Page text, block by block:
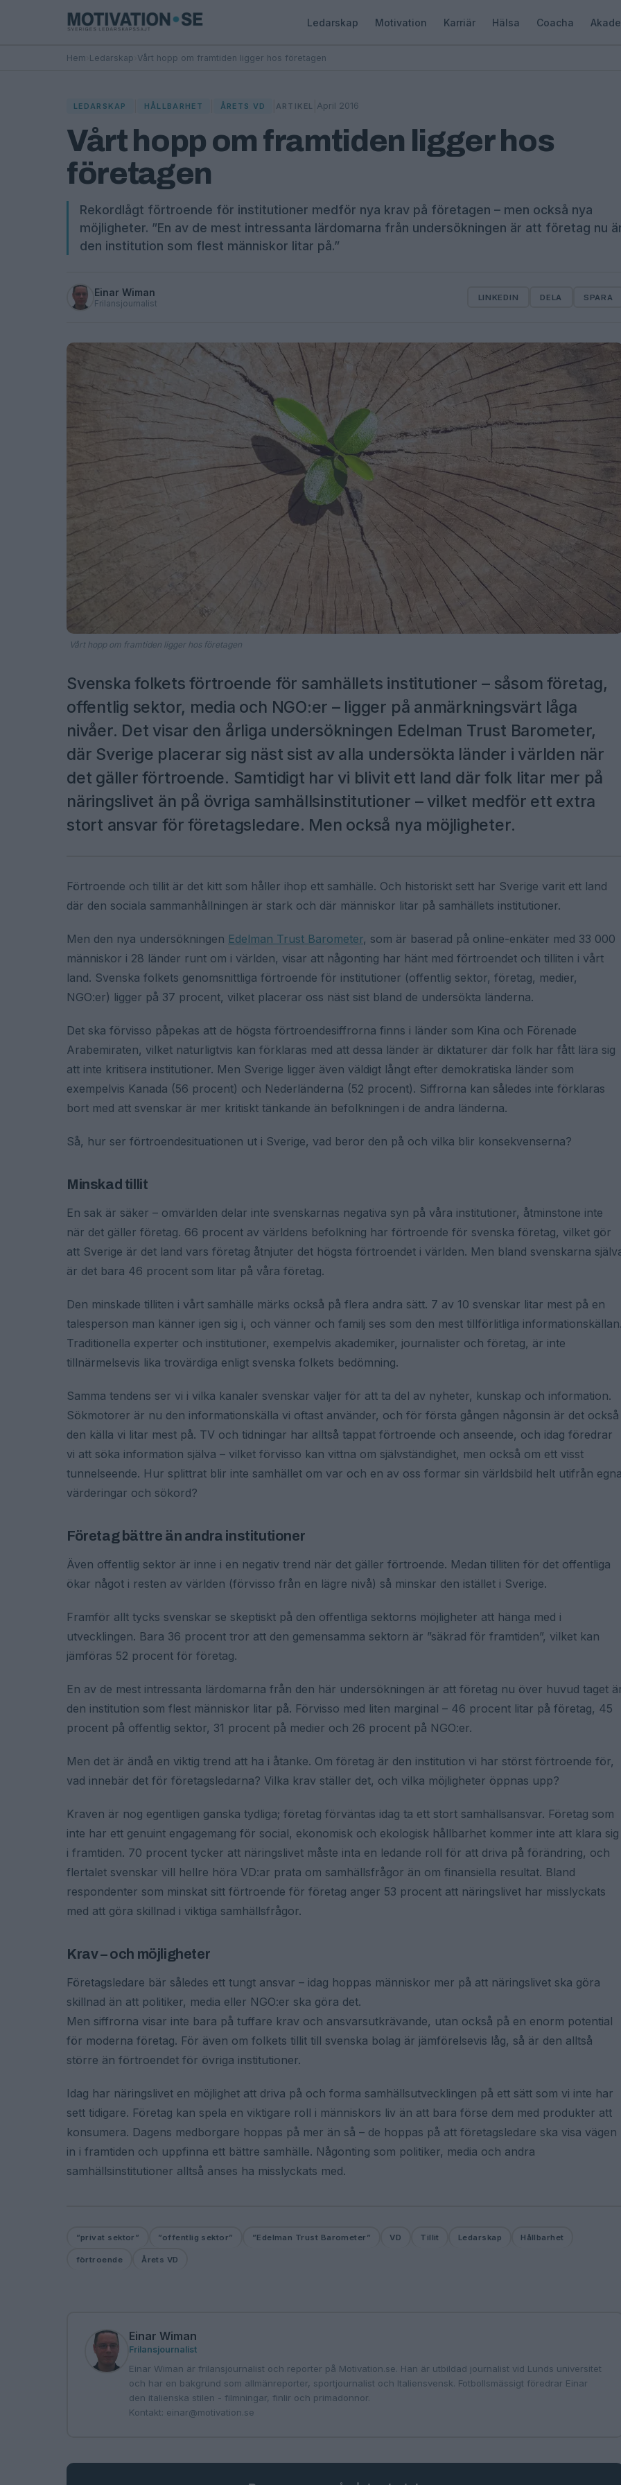
Ledarskap Motivation Karriär Hälsa Coacha
Hem Ledarskap Vårt hopp om framtiden ligger hos företagen
LEDARSKAP HÅLLBARHET ÅRETS VD ARTIKEL April 2016
Vårt hopp om framtiden ligger hos
företagen
Rekordlågt förtroende för institutioner medför nya krav på företagen – men också nya
möjligheter. ”En av de mest intressanta lärdomarna från undersökningen är att företag nu
den institution som flest människor litar på.”
Einar Wiman
Frilansjournalist
LINKEDIN DELA SPARA
Vårt hopp om framtiden ligger hos företagen
Svenska folkets förtroende för samhällets institutioner – såsom företag,
offentlig sektor, media och NGO:er – ligger på anmärkningsvärt låga
nivåer. Det visar den årliga undersökningen Edelman Trust Barometer,
där Sverige placerar sig näst sist av alla undersökta länder i världen när
det gäller förtroende. Samtidigt har vi blivit ett land där folk litar mer på
näringslivet än på övriga samhällsinstitutioner – vilket medför ett extra
stort ansvar för företagsledare. Men också nya möjligheter.
Förtroende och tillit är det kitt som håller ihop ett samhälle. Och historiskt sett har Sverige varit ett land
där den sociala sammanhållningen är stark och där människor litar på samhällets institutioner.
Men den nya undersökningen Edelman Trust Barometer, som är baserad på online-enkäter med 33 000
människor i 28 länder runt om i världen, visar att någonting har hänt med förtroendet och tilliten i vårt
land. Svenska folkets genomsnittliga förtroende för institutioner (offentlig sektor, företag, medier,
NGO:er) ligger på 37 procent, vilket placerar oss näst sist bland de undersökta länderna.
Det ska förvisso påpekas att de högsta förtroendesiffrorna finns i länder som Kina och Förenade
Arabemiraten, vilket naturligtvis kan förklaras med att dessa länder är diktaturer där folk har fått lära sig
att inte kritisera institutioner. Men Sverige ligger även väldigt långt efter demokratiska länder som
exempelvis Kanada (56 procent) och Nederländerna (52 procent). Siffrorna kan således inte förklaras
bort med att svenskar är mer kritiskt tänkande än befolkningen i de andra länderna.
Så, hur ser förtroendesituationen ut i Sverige, vad beror den på och vilka blir konsekvenserna?
Minskad tillit
En sak är säker – omvärlden delar inte svenskarnas negativa syn på våra institutioner, åtminstone inte
när det gäller företag. 66 procent av världens befolkning har förtroende för svenska företag, vilket gör
att Sverige är det land vars företag åtnjuter det högsta förtroendet i världen. Men bland svenskarna
är det bara 46 procent som litar på våra företag.
Den minskade tilliten i vårt samhälle märks också på flera andra sätt. 7 av 10 svenskar litar mest på en
talesperson man känner igen sig i, och vänner och familj ses som den mest tillförlitliga
Traditionella experter och institutioner, exempelvis akademiker, journalister och företag, är inte
tillnärmelsevis lika trovärdiga enligt svenska folkets bedömning.
Samma tendens ser vi i vilka kanaler svenskar väljer för att ta del av nyheter, kunskap och information.
Sökmotorer är nu den informationskälla vi oftast använder, och för första gången någonsin är det också
den källa vi litar mest på. TV och tidningar har alltså tappat förtroende och anseende, och idag föredrar
vi att söka information själva – vilket förvisso kan vittna om självständighet, men också om ett visst
tunnelseende. Hur splittrat blir inte samhället om var och en av oss formar sin världsbild helt utifrån
värderingar och sökord?
Företag bättre än andra institutioner
Även offentlig sektor är inne i en negativ trend när det gäller förtroende. Medan tilliten för det offentliga
ökar något i resten av världen (förvisso från en lägre nivå) så minskar den istället i Sverige.
Framför allt tycks svenskar se skeptiskt på den offentliga sektorns möjligheter att hänga med i
utvecklingen. Bara 36 procent tror att den gemensamma sektorn är ”säkrad för framtiden”, vilket kan
jämföras 52 procent för företag.
En av de mest intressanta lärdomarna från den här undersökningen är att företag nu över huvud taget
den institution som flest människor litar på. Förvisso med liten marginal – 46 procent litar på företag, 45
procent på offentlig sektor, 31 procent på medier och 26 procent på NGO:er.
Men det är ändå en viktig trend att ha i åtanke. Om företag är den institution vi har störst förtroende för,
vad innebär det för företagsledarna? Vilka krav ställer det, och vilka möjligheter öppnas upp?
Kraven är nog egentligen ganska tydliga; företag förväntas idag ta ett stort samhällsansvar. Företag som
inte har ett genuint engagemang för social, ekonomisk och ekologisk hållbarhet kommer inte att klara sig
i framtiden. 70 procent tycker att näringslivet måste inta en ledande roll för att driva på förändring, och
flertalet svenskar vill hellre höra VD:ar prata om samhällsfrågor än om finansiella resultat. Bland
respondenter som minskat sitt förtroende för företag anger 53 procent att näringslivet har misslyckats
med att göra skillnad i viktiga samhällsfrågor.
Krav – och möjligheter
Företagsledare bär således ett tungt ansvar – idag hoppas människor mer på att näringslivet ska göra
skillnad än att politiker, media eller NGO:er ska göra det.
Men siffrorna visar inte bara på tuffare krav och ansvarsutkrävande, utan också på en enorm potential
för moderna företag. För även om folkets tillit till svenska bolag är jämförelsevis låg, så är den alltså
större än förtroendet för övriga institutioner.
Idag har näringslivet en möjlighet att driva på och forma samhällsutvecklingen på ett sätt som vi inte har
sett tidigare. Företag kan spela en viktigare roll i människors liv än att bara förse dem med produkter att
konsumera. Dagens medborgare hoppas på mer än så – de hoppas på att företagsledare ska visa vägen
in i framtiden och uppfinna ett bättre samhälle. Någonting som politiker, media och andra
samhällsinstitutioner alltså anses ha misslyckats med.
”privat sektor” ”offentlig sektor” ”Edelman Trust Barometer” VD Tillit Ledarskap Hållbarhet
förtroende Årets VD
Einar Wiman
Frilansjournalist
Einar Wiman är frilansjournalist och reporter på Motivation.se. Han är utbildad journalist vid Lunds universitet
och har en bakgrund som allmänreporter, sportjournalist och Italiensvensk. Fotbollsmässigt föredrar Einar
den italienska stilen - filmningar, finlir och primadonnor.
Kontakt: einar@motivation.se